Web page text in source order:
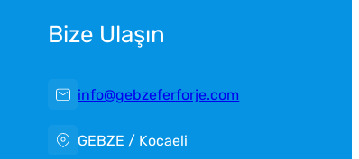
Bize Ulaşın
info@gebzeferforje.com
GEBZE / Kocaeli